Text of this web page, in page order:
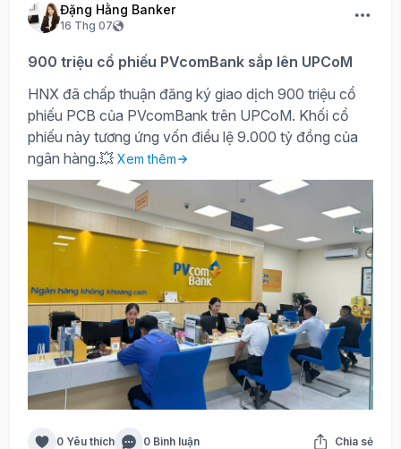
Đặng Hằng Banker
16 Thg 07
900 triệu cổ phiếu PVcomBank sắp lên UPCoM
HNX đã chấp thuận đăng ký giao dịch 900 triệu cổ
phiếu PCB của PVcomBank trên UPCoM. Khối cổ
phiếu này tương ứng vốn điều lệ 9.000 tỷ đồng của
ngân hàng.💥 Xem thêm
0 Yêu thích 0 Bình luận Chia sẻ